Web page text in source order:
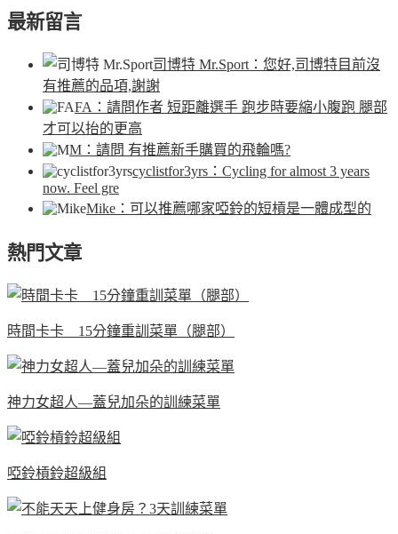
最新留言
司博特 Mr.Sport ：您好,司博特目前沒
有推薦的品項,謝謝
FA ：請問作者 短距離選手 跑步時要縮小腹跑 腿部
才可以抬的更高
M ：請問 有推薦新手購買的飛輪嗎?
cyclistfor3yrs ：Cycling for almost 3 years
now. Feel gre
Mike ：可以推薦哪家啞鈴的短槓是一體成型的
熱門文章
時間卡卡 15分鐘重訓菜單（腿部）
神力女超人—蓋兒加朵的訓練菜單
啞鈴槓鈴超級組